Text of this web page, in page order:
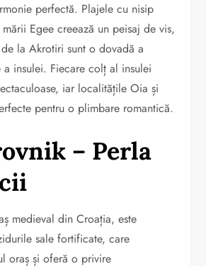
perfectă. Plajele cu nisip
Egee creează un peisaj de vis,
la Akrotiri sunt o dovadă a
a insulei. Fiecare colț al insulei
iar localitățile Oia și
pentru o plimbare romantică.
– Perla
medieval din Croația, este
sale fortificate, care
oraș și oferă o privire